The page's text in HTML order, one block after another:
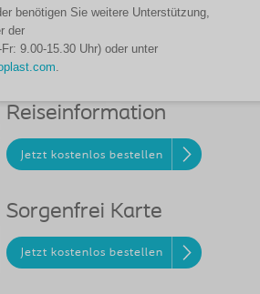
benötigen Sie weitere Unterstützung,
der
9.00-15.30 Uhr) oder unter
.
Reiseinformation
Jetzt kostenlos bestellen
Sorgenfrei Karte
Jetzt kostenlos bestellen